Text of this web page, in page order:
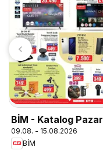
BİM - Katalog Pazar
09.08. - 15.08.2026
BİM